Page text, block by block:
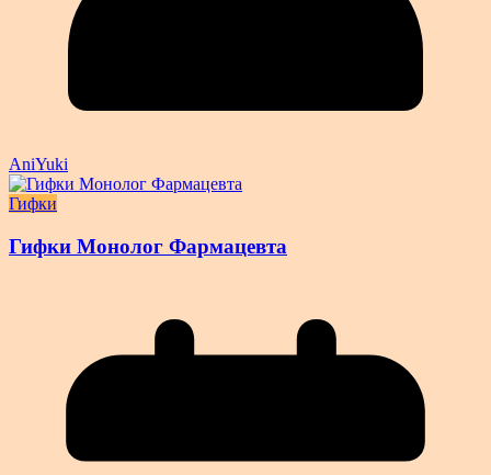
AniYuki
Гифки
Гифки Монолог Фармацевта